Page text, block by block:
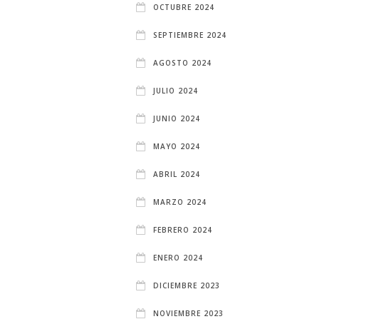
OCTUBRE 2024
SEPTIEMBRE 2024
AGOSTO 2024
JULIO 2024
JUNIO 2024
MAYO 2024
ABRIL 2024
MARZO 2024
FEBRERO 2024
ENERO 2024
DICIEMBRE 2023
NOVIEMBRE 2023